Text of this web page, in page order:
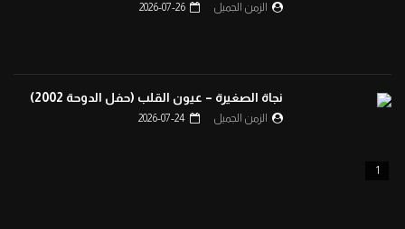
افتح يا سمسم – الحلقة 88
افتح يا سمسم – الحلقة 89
1.3K
0
الزمن الجميل 2026-07-26
1
نجاة الصغيرة – عيون القلب (حفل الدوحة 2002)
الزمن الجميل 2026-07-24